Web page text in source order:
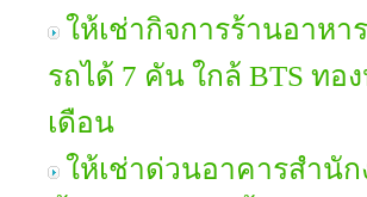
ให้เช่ากิจการร้านอาห
รถได้ 7 คัน ใกล้ BTS ทอ
เดือน
ให้เช่าด่วนอาคารสำนั